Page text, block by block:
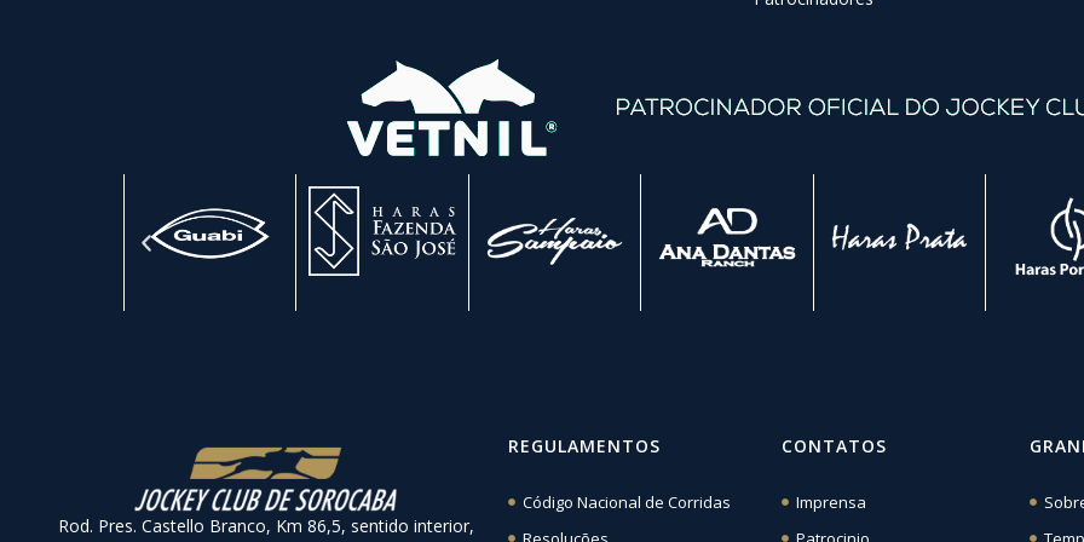
Rod. Pres. Castello Branco, Km 86,5, sentido interior,
REGULAMENTOS
Código Nacional de Corridas
CONTATOS
Imprensa